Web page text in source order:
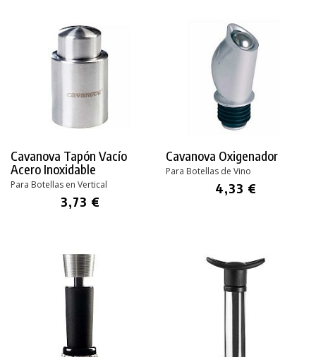
Cavanova Tapón Vacío
Acero Inoxidable
Para Botellas en Vertical
3,73 €
Cavanova Oxigenador
Para Botellas de Vino
4,33 €